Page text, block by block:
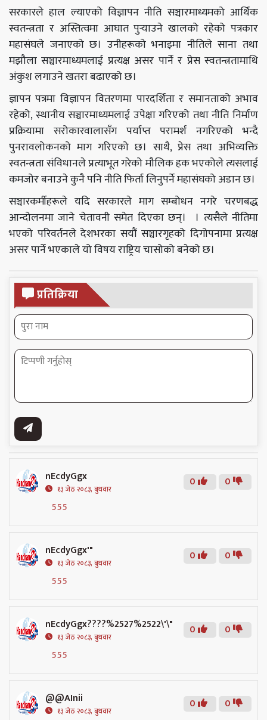
सरकारले हाल ल्याएको विज्ञापन नीति सञ्चारमाध्यमको आर्थिक
स्वतन्त्रता र अस्तित्वमा आघात पुर्‍याउने खालको रहेको पत्रकार
महासंघले जनाएको छ। उनीहरूको भनाइमा नीतिले साना तथा
मझौला सञ्चारमाध्यमलाई प्रत्यक्ष असर पार्ने र प्रेस स्वतन्त्रतामाथि
अंकुश लगाउने खतरा बढाएको छ।
ज्ञापन पत्रमा विज्ञापन वितरणमा पारदर्शिता र समानताको अभाव
रहेको, स्थानीय सञ्चारमाध्यमलाई उपेक्षा गरिएको तथा नीति निर्माण
प्रक्रियामा सरोकारवालासँग पर्याप्त परामर्श नगरिएको भन्दै
पुनरावलोकनको माग गरिएको छ। साथै, प्रेस तथा अभिव्यक्ति
स्वतन्त्रता संविधानले प्रत्याभूत गरेको मौलिक हक भएकोले त्यसलाई
कमजोर बनाउने कुनै पनि नीति फिर्ता लिनुपर्ने महासंघको अडान छ।
सञ्चारकर्मीहरूले यदि सरकारले माग सम्बोधन नगरे चरणबद्ध
आन्दोलनमा जाने चेतावनी समेत दिएका छन्। । त्यसैले नीतिमा
भएको परिवर्तनले देशभरका सयौं सञ्चारगृहको दिगोपनामा प्रत्यक्ष
असर पार्ने भएकाले यो विषय राष्ट्रिय चासोको बनेको छ।
प्रतिक्रिया
nEcdyGgx
१३ जेठ २०८३, बुधवार 0
0
555
nEcdyGgx'"
१३ जेठ २०८३, बुधवार 0
0
555
nEcdyGgx????%2527%2522\'\"
१३ जेठ २०८३, बुधवार 0
0
555
@@AInii
१३ जेठ २०८३, बुधवार 0
0